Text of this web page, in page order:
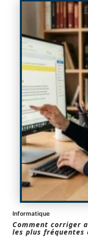
Informatique
Comment corriger
les plus fréquentes